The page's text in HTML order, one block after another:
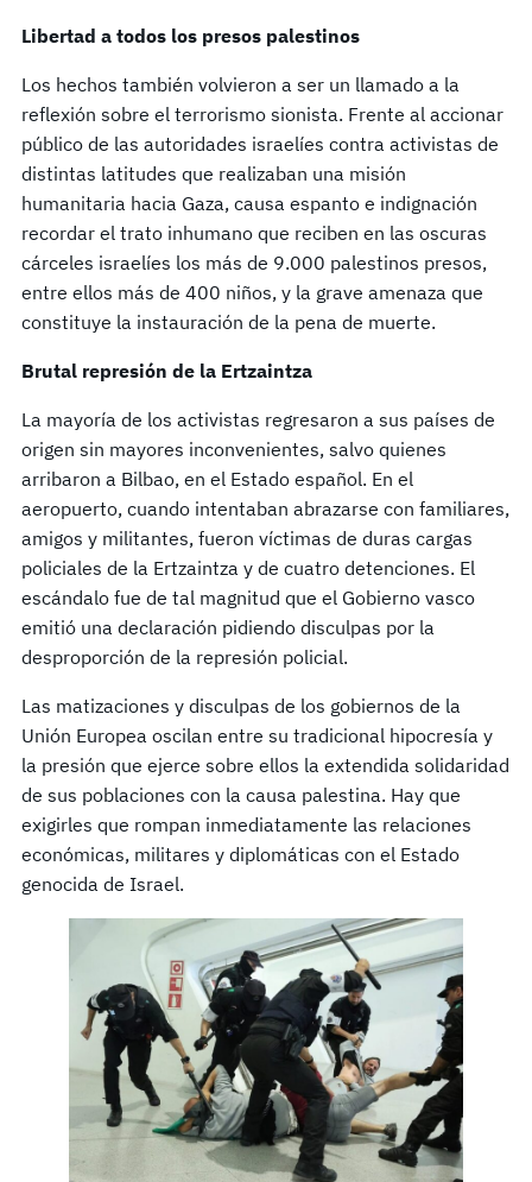
Libertad a todos los presos palestinos
Los hechos también volvieron a ser un llamado a la
reflexión sobre el terrorismo sionista. Frente al accionar
público de las autoridades israelíes contra activistas de
distintas latitudes que realizaban una misión
humanitaria hacia Gaza, causa espanto e indignación
recordar el trato inhumano que reciben en las oscuras
cárceles israelíes los más de 9.000 palestinos presos,
entre ellos más de 400 niños, y la grave amenaza que
constituye la instauración de la pena de muerte.
Brutal represión de la Ertzaintza
La mayoría de los activistas regresaron a sus países de
origen sin mayores inconvenientes, salvo quienes
arribaron a Bilbao, en el Estado español. En el
aeropuerto, cuando intentaban abrazarse con familiares,
amigos y militantes, fueron víctimas de duras cargas
policiales de la Ertzaintza y de cuatro detenciones. El
escándalo fue de tal magnitud que el Gobierno vasco
emitió una declaración pidiendo disculpas por la
desproporción de la represión policial.
Las matizaciones y disculpas de los gobiernos de la
Unión Europea oscilan entre su tradicional hipocresía y
la presión que ejerce sobre ellos la extendida solidaridad
de sus poblaciones con la causa palestina. Hay que
exigirles que rompan inmediatamente las relaciones
económicas, militares y diplomáticas con el Estado
genocida de Israel.